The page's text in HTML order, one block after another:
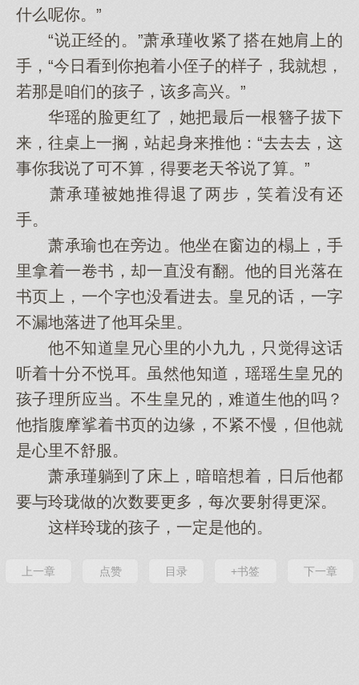
什么呢你。”
“说正经的。”萧承瑾收紧了搭在她肩上的
手，“今日看到你抱着小侄子的样子，我就想，
若那是咱们的孩子，该多高兴。”
华瑶的脸更红了，她把最后一根簪子拔下
来，往桌上一搁，站起身来推他：“去去去，这
事你我说了可不算，得要老天爷说了算。”
萧承瑾被她推得退了两步，笑着没有还
手。
萧承瑜也在旁边。他坐在窗边的榻上，手
里拿着一卷书，却一直没有翻。他的目光落在
书页上，一个字也没看进去。皇兄的话，一字
不漏地落进了他耳朵里。
他不知道皇兄心里的小九九，只觉得这话
听着十分不悦耳。虽然他知道，瑶瑶生皇兄的
孩子理所应当。不生皇兄的，难道生他的吗？
他指腹摩挲着书页的边缘，不紧不慢，但他就
是心里不舒服。
萧承瑾躺到了床上，暗暗想着，日后他都
要与玲珑做的次数要更多，每次要射得更深。
这样玲珑的孩子，一定是他的。
上一章 点赞 目录 +书签 下一章